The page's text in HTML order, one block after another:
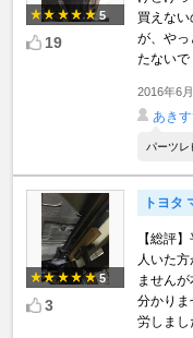
5
19
買えな
が、やっ
たないで
2016年6
あき
パーツ
5
3
トヨタ
【総評
人いた
ません
分かり
労しまし